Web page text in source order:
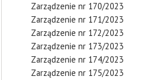
Zarządzenie nr 170/2023
Zarządzenie nr 171/2023
Zarządzenie nr 172/2023
Zarządzenie nr 173/2023
Zarządzenie nr 174/2023
Zarządzenie nr 175/2023